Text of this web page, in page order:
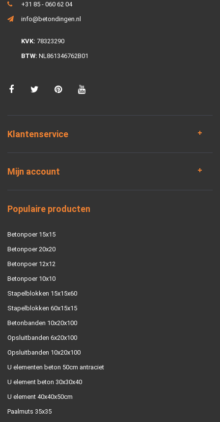
+31 85 - 060 62 04
info@betondingen.nl
KVK: 78323290
BTW: NL861346762B01
Klantenservice
Mijn account
Populaire producten
Betonpoer 15x15
Betonpoer 20x20
Betonpoer 12x12
Betonpoer 10x10
Stapelblokken 15x15x60
Stapelblokken 60x15x15
Betonbanden 10x20x100
Opsluitbanden 6x20x100
Opsluitbanden 10x20x100
U elementen beton 50cm antraciet
U element beton 30x30x40
U element 40x40x50cm
Paalmuts 35x35